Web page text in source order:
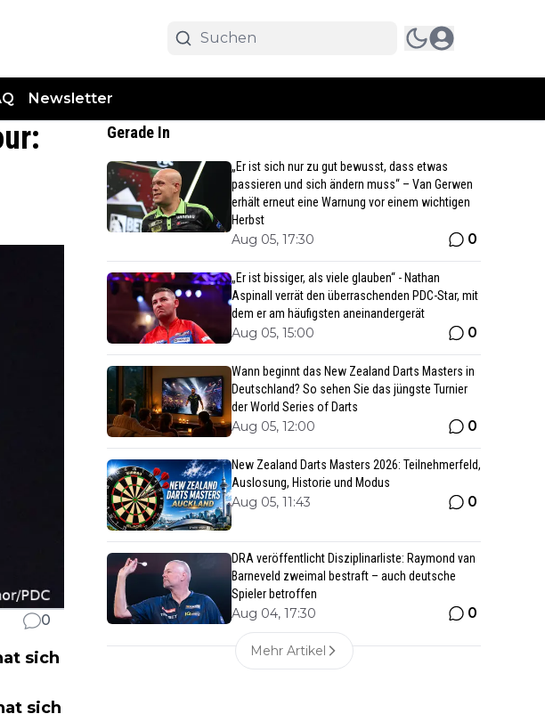
Newsletter
0
sich
sich
Gerade In
„Er ist sich nur zu gut bewusst, dass etwas
passieren und sich ändern muss“ – Van Gerwen
erhält erneut eine Warnung vor einem wichtigen
Herbst
Aug 05, 17:30 0
„Er ist bissiger, als viele glauben“ - Nathan
Aspinall verrät den überraschenden PDC-Star, mit
dem er am häufigsten aneinandergerät
Aug 05, 15:00 0
Wann beginnt das New Zealand Darts Masters in
Deutschland? So sehen Sie das jüngste Turnier
der World Series of Darts
Aug 05, 12:00 0
New Zealand Darts Masters 2026: Teilnehmerfeld,
Auslosung, Historie und Modus
Aug 05, 11:43 0
DRA veröffentlicht Disziplinarliste: Raymond van
Barneveld zweimal bestraft – auch deutsche
Spieler betroffen
Aug 04, 17:30 0
Mehr Artikel